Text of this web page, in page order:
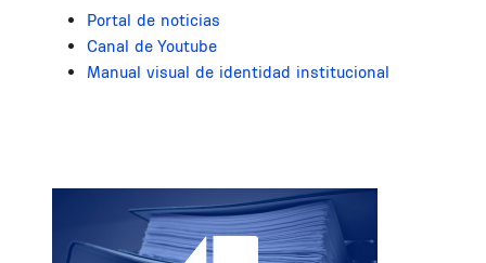
Portal de noticias
Canal de Youtube
Manual visual de identidad institucional